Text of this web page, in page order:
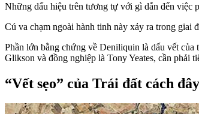
Những dấu hiệu trên tương tự với gì dẫn đến việc
Cú va chạm ngoài hành tinh này xảy ra trong giai
Phần lớn bằng chứng về Deniliquin là dấu vết
Glikson và đồng nghiệp là Tony Yeates, cần phải
“Vết sẹo” của Trái đất cách